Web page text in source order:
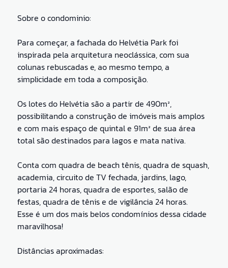
Sobre o condominio:
Para começar, a fachada do Helvétia Park foi
inspirada pela arquitetura neoclássica, com sua
colunas rebuscadas e, ao mesmo tempo, a
simplicidade em toda a composição.
Os lotes do Helvétia são a partir de 490m²,
possibilitando a construção de imóveis mais amplos
e com mais espaço de quintal e 91m² de sua área
total são destinados para lagos e mata nativa.
Conta com quadra de beach tênis, quadra de squash,
academia, circuito de TV fechada, jardins, lago,
portaria 24 horas, quadra de esportes, salão de
festas, quadra de tênis e de vigilância 24 horas.
Esse é um dos mais belos condomínios dessa cidade
maravilhosa!
Distâncias aproximadas: